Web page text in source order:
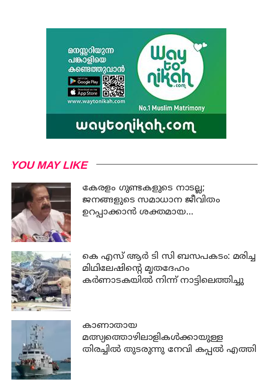
YOU MAY LIKE
കേരളം ഗുണ്ടകളുടെ നാടല്ല;
ജനങ്ങളുടെ സമാധാന ജീവിതം
ഉറപ്പാക്കാന്‍ ശക്തമായ
കെ എസ് ആര്‍ ടി സി ബസപകടം: മരിച്ച
മിഥിലേഷിന്റെ മൃതദേഹം
കര്‍ണാടകയില്‍ നിന്ന് നാട്ടിലെത്തിച്ചു
കാണാതായ
മത്സ്യത്തൊഴിലാളികള്‍ക്കായുള്ള
തിരച്ചില്‍ തുടരുന്നു നേവി കപ്പല്‍ എത്തി